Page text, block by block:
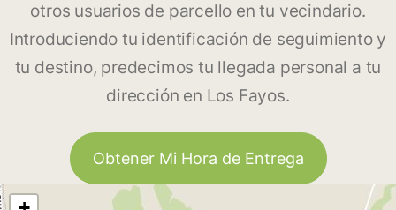
otros usuarios de parcello en tu vecindario.
Introduciendo tu identificación de seguimiento y
tu destino, predecimos tu llegada personal a tu
dirección en Los Fayos.
Obtener Mi Hora de Entrega